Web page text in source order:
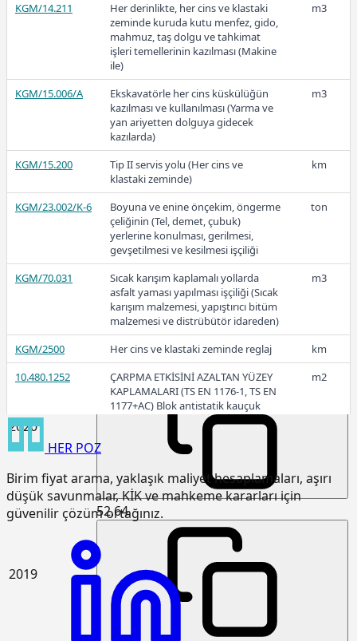
114,71
2021
75,19
2020
61,83
2019
52,64
Ø 60 cm. iç çapında 400 dozlu beton
büz döşenmesi (Drenaj için) (Cidar
kalınlığı 7,5 cm.)
KGM/18.459/K
Ø 80 cm. iç çapında 400 dozlu beton
büz döşenmesi (Drenaj için) (Cidar
kalınlığı 9,5 cm.)
m
KGM/14.211
Her derinlikte, her cins ve klastaki
zeminde kuruda kutu menfez, gido,
mahmuz, taş dolgu ve tahkimat
işleri temellerinin kazılması (Makine
ile)
m3
KGM/15.006/A
Ekskavatörle her cins küskülüğün
kazılması ve kullanılması (Yarma ve
yan ariyetten dolguya gidecek
kazılarda)
m3
KGM/15.200
Tip II servis yolu (Her cins ve
klastaki zeminde)
km
KGM/23.002/K-6
Boyuna ve enine önçekim, öngerme
çeliğinin (Tel, demet, çubuk)
yerlerine konulması, gerilmesi,
gevşetilmesi ve kesilmesi işçiliği
ton
KGM/70.031
Sıcak karışım kaplamalı yollarda
asfalt yaması yapılması işçiliği (Sıcak
karışım malzemesi, yapıştırıcı bitüm
malzemesi ve distrübütör idareden)
m3
KGM/2500 Her cins ve klastaki zeminde reglaj
km
10.480.1252
ÇARPMA ETKİSİNİ AZALTAN YÜZEY
KAPLAMALARI (TS EN 1176-1, TS EN
1177+AC) Blok antistatik kauçuk
zemin kaplaması 3cm kalınlıkta
m2
15.120.1007
Makine ile patlayıcı madde
(Serbest kazı)
15.120.1101
Makine ile her derinlik ve her
genişlikte yumuşak ve sert toprak
kazılması (Derin kazı)
Makine ile her derinlik ve her
genişlikte yumuşak ve sert
küskülük kazılması (Derin kazı)
kullanmadan her derinlik ve her
HER POZ
Birim fiyat arama, yaklaşık maliyet hesaplamaları, aşırı
düşük savunmalar, KİK ve mahkeme kararları için
güvenilir çözüm ortağınız.